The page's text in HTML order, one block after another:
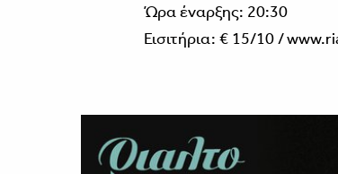
Ώρα έναρξης: 20:30
Εισιτήρια: € 15/10 /